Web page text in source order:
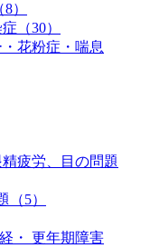
）
（30）
花粉症・喘息
疲労、目の問題
（5）
・ 更年期障害